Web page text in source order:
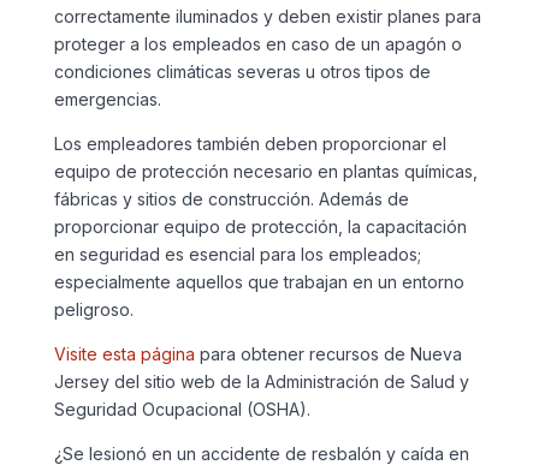
correctamente iluminados y deben existir planes para
proteger a los empleados en caso de un apagón o
condiciones climáticas severas u otros tipos de
emergencias.
Los empleadores también deben proporcionar el
equipo de protección necesario en plantas químicas,
fábricas y sitios de construcción. Además de
proporcionar equipo de protección, la capacitación
en seguridad es esencial para los empleados;
especialmente aquellos que trabajan en un entorno
peligroso.
Visite esta página para obtener recursos de Nueva
Jersey del sitio web de la Administración de Salud y
Seguridad Ocupacional (OSHA).
¿Se lesionó en un accidente de resbalón y caída en